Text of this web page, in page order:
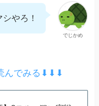
でじかめ
やろ！
んでみる⬇︎⬇︎⬇︎